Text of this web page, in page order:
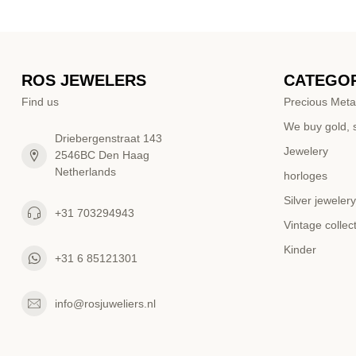
ROS JEWELERS
Find us
Driebergenstraat 143
2546BC Den Haag
Netherlands
+31 703294943
+31 6 85121301
info@rosjuweliers.nl
Precious
We buy gold,
Jewelery
horloges
Silver jewelery
Vintage
Kinder